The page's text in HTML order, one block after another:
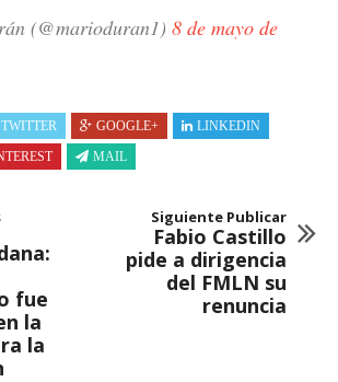
(@marioduran1) 8 de mayo de
TWITTER GOOGLE+
LINKEDIN
MAIL
fue
la
la
Siguiente Publicar
Fabio Castillo
pide a dirigencia
del FMLN su
renuncia